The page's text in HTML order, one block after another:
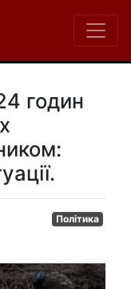
годин
Політика